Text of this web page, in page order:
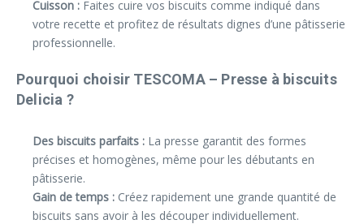
Cuisson : Faites cuire vos biscuits comme indiqué dans
votre recette et profitez de résultats dignes d’une pâtisserie
professionnelle.
Pourquoi choisir TESCOMA – Presse à biscuits
Delicia ?
Des biscuits parfaits : La presse garantit des formes
précises et homogènes, même pour les débutants en
pâtisserie.
Gain de temps : Créez rapidement une grande quantité de
biscuits sans avoir à les découper individuellement.